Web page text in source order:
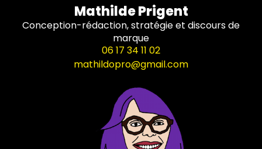
Mathilde Prigent
Conception-rédaction, stratégie et discours de
marque
06 17 34 11 02
mathildopro@gmail.com